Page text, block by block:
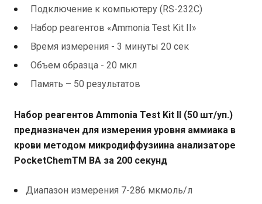
Подключение к компьютеру (RS-232С)
Набор реагентов «Ammonia Test Kit II»
Время измерения - 3 минуты 20 сек
Объем образца - 20 мкл
Память – 50 результатов
Набор реагентов Ammonia Test Kit II (50 шт/уп.)
предназначен для измерения уровня аммиака в
крови методом микродиффузиина анализаторе
PocketChemTM BA за 200 секунд
Диапазон измерения 7-286 мкмоль/л